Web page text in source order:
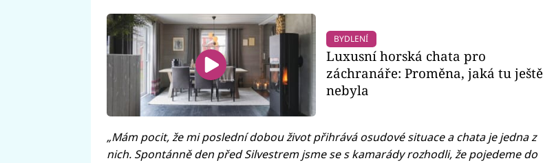
BYDLENÍ
Luxusní horská chata pro
záchranáře: Proměna, jaká tu ještě
nebyla
„Mám pocit, že mi poslední dobou život přihrává osudové situace a chata je jedna z
nich. Spontánně den před Silvestrem jsme se s kamarády rozhodli, že pojedeme do